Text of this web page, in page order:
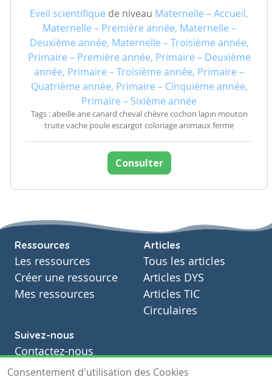
Eveil scientifique de niveau Maternelle – Accueil,
Maternelle – Première année, Maternelle –
Deuxième année, Maternelle – Troisième année,
Primaire – Première année, Primaire – Deuxième
année, Primaire – Troisième année, Primaire –
Quatrième année, Primaire – Cinquième année,
Primaire – Sixième année
Tags : abeille ane canard cheval chèvre cochon lapin mouton
truite vache poule escargot coloriage animaux ferme
Consulter
Ressources
Les ressources
Créer une ressource
Mes ressources
Articles
Tous les articles
Articles DYS
Articles TIC
Circulaires
Suivez-nous
Contactez-nous
Soutien scolaire
Consentement d'utilisation des Cookies